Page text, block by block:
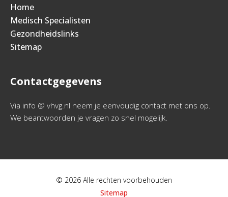
Home
Medisch Specialisten
Gezondheidslinks
Sitemap
Contactgegevens
Via info @ vhvg.nl neem je eenvoudig contact met ons op.
We beantwoorden je vragen zo snel mogelijk.
© 2026 Alle rechten voorbehouden
Sitemap